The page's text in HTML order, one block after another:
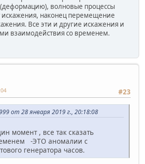
волновые процессы
искажения, наконец перемещение
Все эти и другие искажения и
взаимодействия со временем.
#23
от 28 января 2019 г., 20:18:08
момент , все так сказать
-ЭТО аномалии с
генератора часов.